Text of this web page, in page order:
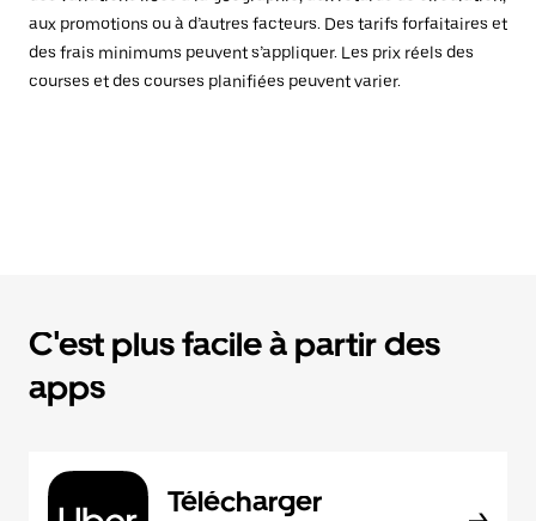
aux promotions ou à d’autres facteurs. Des tarifs forfaitaires et
des frais minimums peuvent s’appliquer. Les prix réels des
courses et des courses planifiées peuvent varier.
C'est plus facile à partir des
apps
Télécharger